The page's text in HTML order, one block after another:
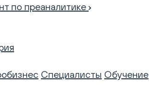
по преаналитике
Специалисты Обучение